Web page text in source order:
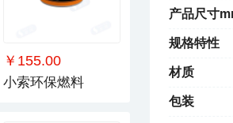
￥155.00
小索环保燃料
产品尺寸
规格特性
材质
包装